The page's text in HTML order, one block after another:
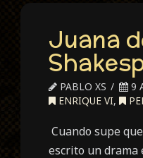
Juana
PABLO XS
9
ENRIQUE VI,
Cuando supe
escrito un drama